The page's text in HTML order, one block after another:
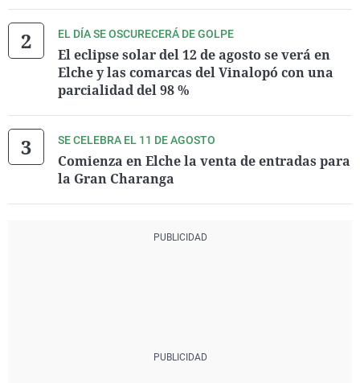
EL DÍA SE OSCURECERÁ DE GOLPE
El eclipse solar del 12 de agosto se verá en
Elche y las comarcas del Vinalopó con una
parcialidad del 98 %
SE CELEBRA EL 11 DE AGOSTO
Comienza en Elche la venta de entradas para
la Gran Charanga